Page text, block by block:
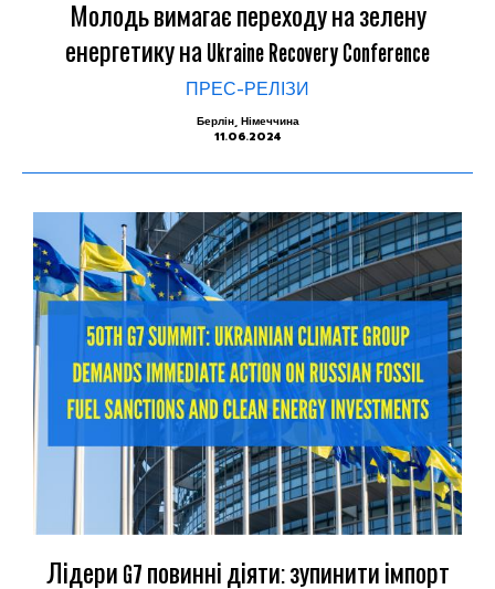
Молодь вимагає переходу на зелену
енергетику на Ukraine Recovery Conference
ПРЕС-РЕЛІЗИ
Берлін, Німеччина
11.06.2024
Лідери G7 повинні діяти: зупинити імпорт